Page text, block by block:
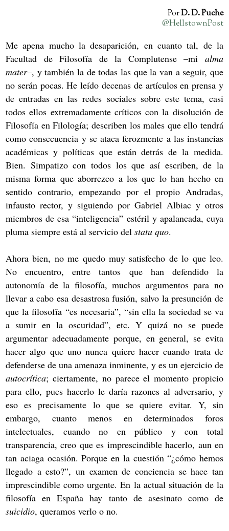
PorD. D. Puche
@HellstownPost
Me apena mucho la desaparición, en cuanto tal, de la
Facultad de Filosofía de la Complutense –mi alma
mater–, y también la de todas las que la van a seguir, que
no serán pocas. He leído decenas de artículos en prensa y
de entradas en las redes sociales sobre este tema, casi
todos ellos extremadamente críticos con la disolución de
Filosofía en Filología; describen los males que ello tendrá
como consecuencia y se ataca ferozmente a las instancias
académicas y políticas que están detrás de la medida.
Bien. Simpatizo con todos los que así escriben, de la
misma forma que aborrezco a los que lo han hecho en
sentido contrario, empezando por el propio Andradas,
infausto rector, y siguiendo por Gabriel Albiac y otros
miembros de esa “inteligencia” estéril y apalancada, cuya
pluma siempre está al servicio del statu quo.
Ahora bien, no me quedo muy satisfecho de lo que leo.
No encuentro, entre tantos que han defendido la
autonomía de la filosofía, muchos argumentos para no
llevar a cabo esa desastrosa fusión, salvo la presunción de
que la filosofía “es necesaria”, “sin ella la sociedad se va
a sumir en la oscuridad”, etc. Y quizá no se puede
argumentar adecuadamente porque, en general, se evita
hacer algo que uno nunca quiere hacer cuando trata de
defenderse de una amenaza inminente, y es un ejercicio de
autocrítica; ciertamente, no parece el momento propicio
para ello, pues hacerlo le daría razones al adversario, y
eso es precisamente lo que se quiere evitar. Y, sin
embargo, cuanto menos en determinados foros
intelectuales, cuando no en público y con total
transparencia, creo que es imprescindible hacerlo, aun en
tan aciaga ocasión. Porque en la cuestión “¿cómo hemos
llegado a esto?”, un examen de conciencia se hace tan
imprescindible como urgente. En la actual situación de la
filosofía en España hay tanto de asesinato como de
suicidio, queramos verlo o no.